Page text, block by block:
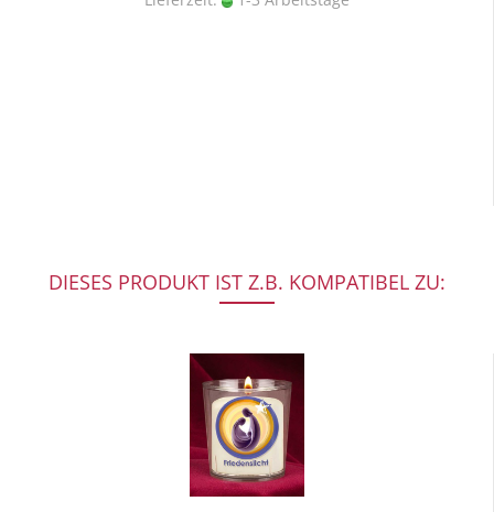
DIESES PRODUKT IST Z.B. KOMPATIBEL ZU: